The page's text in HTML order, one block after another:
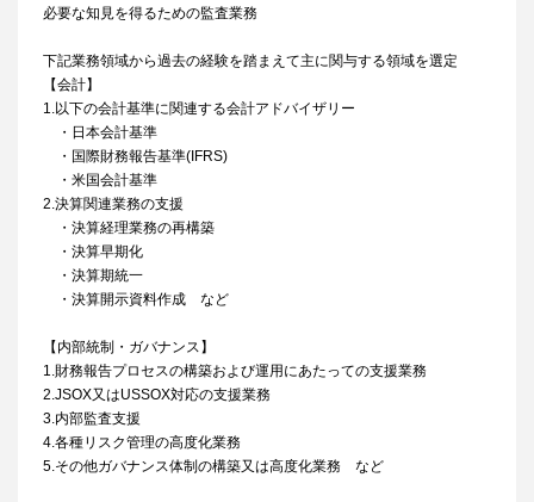
必要な知見を得るための監査業務
下記業務領域から過去の経験を踏まえて主に関与する領域を選定
【会計】
1.以下の会計基準に関連する会計アドバイザリー
・日本会計基準
・国際財務報告基準(IFRS)
・米国会計基準
2.決算関連業務の支援
・決算経理業務の再構築
・決算早期化
・決算期統一
・決算開示資料作成 など
【内部統制・ガバナンス】
1.財務報告プロセスの構築および運用にあたっての支援業務
2.JSOX又はUSSOX対応の支援業務
3.内部監査支援
4.各種リスク管理の高度化業務
5.その他ガバナンス体制の構築又は高度化業務 など